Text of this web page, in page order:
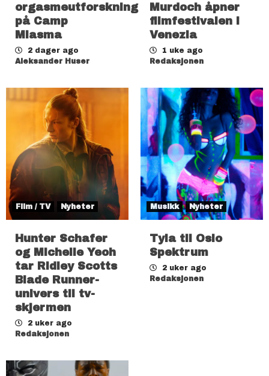
orgasmeutforskning
på Camp
Miasma
2 dager ago
Aleksander Huser
Murdoch åpner
filmfestivalen i
Venezia
1 uke ago
Redaksjonen
Film / TV Nyheter
Hunter Schafer
og Michelle Yeoh
tar Ridley Scotts
Blade Runner-
univers til tv-
skjermen
2 uker ago
Redaksjonen
Musikk Nyheter
Tyla til Oslo
Spektrum
2 uker ago
Redaksjonen